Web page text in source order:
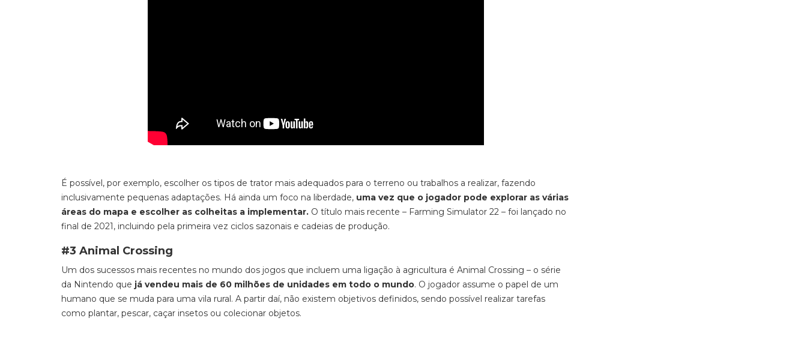
É possível, por exemplo, escolher os tipos de trator mais adequados para o terreno ou trabalhos a realizar, fazendo
inclusivamente pequenas adaptações. Há ainda um foco na liberdade, uma vez que o jogador pode explorar as várias
áreas do mapa e escolher as colheitas a implementar. O título mais recente – Farming Simulator 22 – foi lançado no
final de 2021, incluindo pela primeira vez ciclos sazonais e cadeias de produção.
#3 Animal Crossing
Um dos sucessos mais recentes no mundo dos jogos que incluem uma ligação à agricultura é Animal Crossing – o série
da Nintendo que já vendeu mais de 60 milhões de unidades em todo o mundo. O jogador assume o papel de um
humano que se muda para uma vila rural. A partir daí, não existem objetivos definidos, sendo possível realizar tarefas
como plantar, pescar, caçar insetos ou colecionar objetos.